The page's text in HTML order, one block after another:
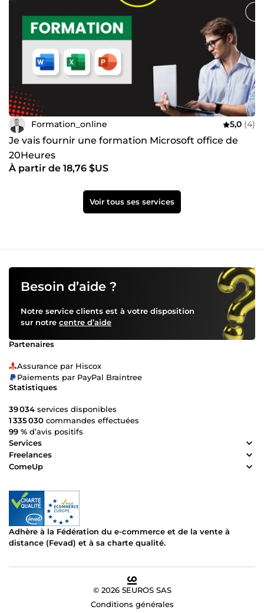
Formation_online 5,0 (4)
Je vais fournir une formation Microsoft office de
20Heures
À partir de 18,76 $US
Voir tous ses services
Besoin d’aide ?
Notre service clients est à votre disposition
sur notre centre d’aide
Partenaires
Assurance par Hiscox
Paiements par PayPal Braintree
Statistiques
39 034 services disponibles
1 335 030 commandes effectuées
99 % d’avis positifs
Services
Freelances
ComeUp
Adhère à la Fédération du e-commerce et de la vente à
distance (Fevad) et à sa charte qualité.
© 2026 5EUROS SAS
Conditions générales